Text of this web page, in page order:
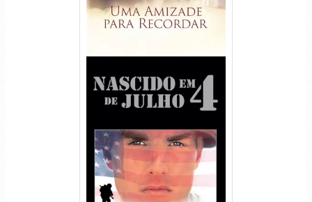
Nascido em 4 de Julho
Torrent (1989) WEB-DL 1080p
Dual Áudio